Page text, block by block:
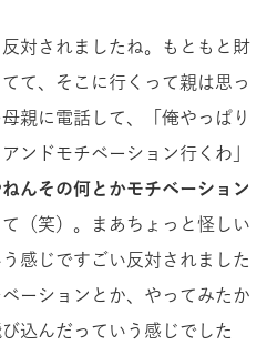
対されましたね。もともと財
て、そこに行くって親は思っ
親に電話して、「俺やっぱり
ドモチベーション行くわ」
んその何とかモチベーション
て（笑）。まあちょっと怪しい
感じですごい反対されました
ーションとか、やってみたか
込んだっていう感じでした